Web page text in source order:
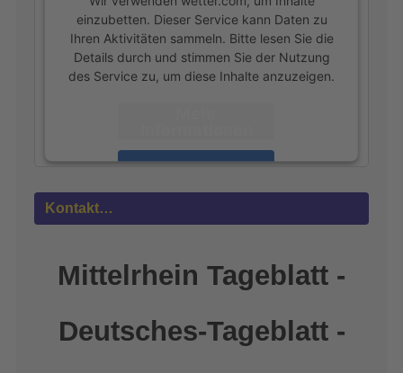
einzubetten. Dieser Service kann Daten zu
Ihren Aktivitäten sammeln. Bitte lesen Sie die
Details durch und stimmen Sie der Nutzung
des Service zu, um diese Inhalte anzuzeigen.
Akzeptieren
Kontakt…
Mittelrhein Tageblatt -
Deutsches-Tageblatt -